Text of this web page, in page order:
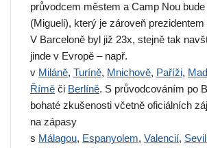
průvodcem městem a Camp Nou
(Migueli), který je zároveň prezidentem
V Barceloně byl již 23x, stejně tak
jinde v Evropě – např.
v Miláně, Turíně, Mnichově, Paříži,
Římě či Berlíně. S průvodcováním po
bohaté zkušenosti včetně oficiálních
na zápasy
s Málagou, Espanyolem, Valencií,